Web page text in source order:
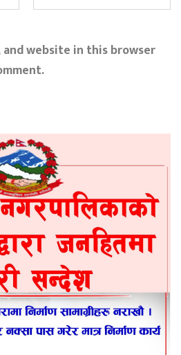
and website in this browser